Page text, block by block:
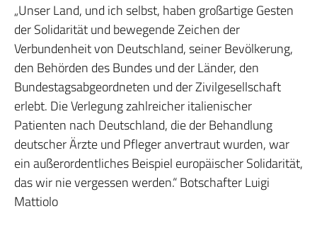
„Unser Land, und ich selbst, haben großartige Gesten
der Solidarität und bewegende Zeichen der
Verbundenheit von Deutschland, seiner Bevölkerung,
den Behörden des Bundes und der Länder, den
Bundestagsabgeordneten und der Zivilgesellschaft
erlebt. Die Verlegung zahlreicher italienischer
Patienten nach Deutschland, die der Behandlung
deutscher Ärzte und Pfleger anvertraut wurden, war
ein außerordentliches Beispiel europäischer Solidarität,
das wir nie vergessen werden.“ Botschafter Luigi
Mattiolo